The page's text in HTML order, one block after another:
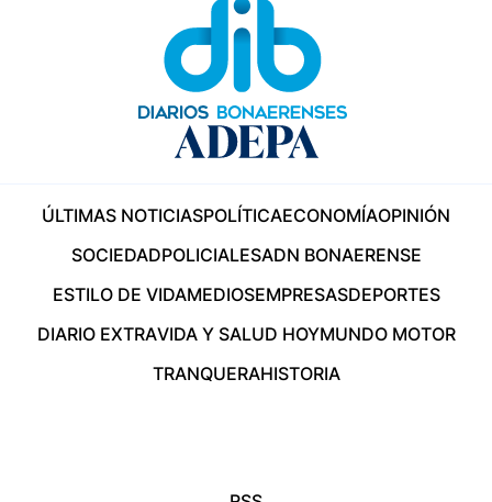
ÚLTIMAS NOTICIASPOLÍTICAECONOMÍAOPINIÓN
SOCIEDADPOLICIALESADN BONAERENSE
ESTILO DE VIDAMEDIOSEMPRESASDEPORTES
DIARIO EXTRAVIDA Y SALUD HOYMUNDO MOTOR
TRANQUERAHISTORIA